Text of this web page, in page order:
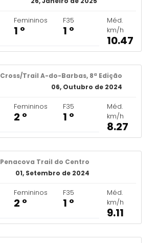
Femininos
1 º
F35
1 º
Méd.
km/h
10.47
Cross/Trail A-do-Barbas, 8ª Edição
06, Outubro de 2024
Femininos
2 º
F35
1 º
Méd.
km/h
8.27
Penacova Trail do Centro
01, Setembro de 2024
Femininos
2 º
F35
1 º
Méd.
km/h
9.11